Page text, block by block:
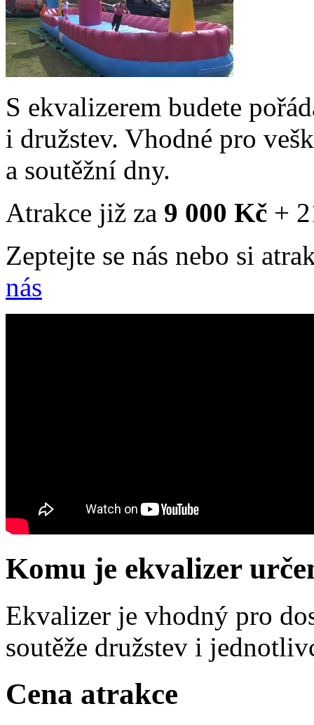
S ekvalizerem budete
i družstev. Vhodné pro
a soutěžní dny.
Atrakce již za 9 000 Kč +
Zeptejte se nás nebo si
nás
Komu je ekvalizer
Ekvalizer je vhodný pro
soutěže družstev i
Cena atrakce